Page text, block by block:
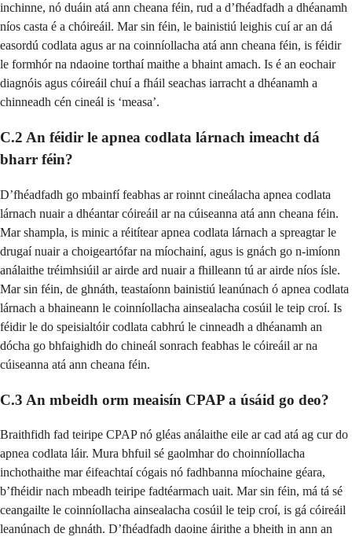
inchinne, nó duáin atá ann cheana féin, rud a d’fhéadfadh a dhéanamh
níos casta é a chóireáil. Mar sin féin, le bainistiú leighis cuí ar an dá
easordú codlata agus ar na coinníollacha atá ann cheana féin, is féidir
le formhór na ndaoine torthaí maithe a bhaint amach. Is é an eochair
diagnóis agus cóireáil chuí a fháil seachas iarracht a dhéanamh a
chinneadh cén cineál is ‘measa’.
C.2 An féidir le apnea codlata lárnach imeacht dá
bharr féin?
D’fhéadfadh go mbainfí feabhas ar roinnt cineálacha apnea codlata
lárnach nuair a dhéantar cóireáil ar na cúiseanna atá ann cheana féin.
Mar shampla, is minic a réitítear apnea codlata lárnach a spreagtar le
drugaí nuair a choigeartófar na míochainí, agus is gnách go n-imíonn
análaithe tréimhsiúil ar airde ard nuair a fhilleann tú ar airde níos ísle.
Mar sin féin, de ghnáth, teastaíonn bainistiú leanúnach ó apnea codlata
lárnach a bhaineann le coinníollacha ainsealacha cosúil le teip croí. Is
féidir le do speisialtóir codlata cabhrú le cinneadh a dhéanamh an
dócha go bhfaighidh do chineál sonrach feabhas le cóireáil ar na
cúiseanna atá ann cheana féin.
C.3 An mbeidh orm meaisín CPAP a úsáid go deo?
Braithfidh fad teiripe CPAP nó gléas análaithe eile ar cad atá ag cur do
apnea codlata láir. Mura bhfuil sé gaolmhar do choinníollacha
inchothaithe mar éifeachtaí cógais nó fadhbanna míochaine géara,
b’fhéidir nach mbeadh teiripe fadtéarmach uait. Mar sin féin, má tá sé
ceangailte le coinníollacha ainsealacha cosúil le teip croí, is gá cóireáil
leanúnach de ghnáth. D’fhéadfadh daoine áirithe a bheith in ann an